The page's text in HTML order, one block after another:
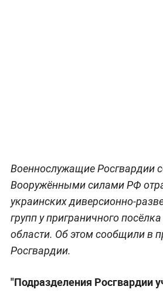
Военнослужащие Росгвардии
Вооружёнными силами РФ
украинских диверсионно-
групп у приграничного
области. Об этом сообщили в
Росгвардии.
"Подразделения Росгвардии